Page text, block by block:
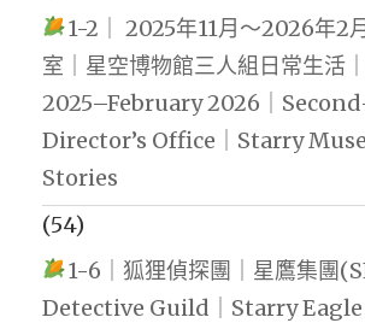
1-2｜ 2025年11月～2026年2
室｜星空博物館三人組日常生活
2025–February 2026｜
Director’s Office｜Starry
Stories
(54)
1-6｜狐狸偵探團｜星鷹集團
Detective Guild｜Starry